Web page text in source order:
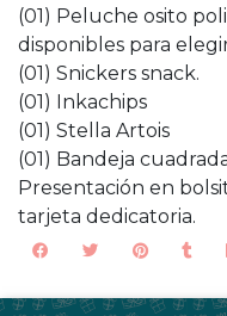
(01) Peluche osito
disponibles para
(01) Snickers snack.
(01) Inkachips
(01) Stella Artois
(01) Bandeja
Presentación en
tarjeta dedicatoria.